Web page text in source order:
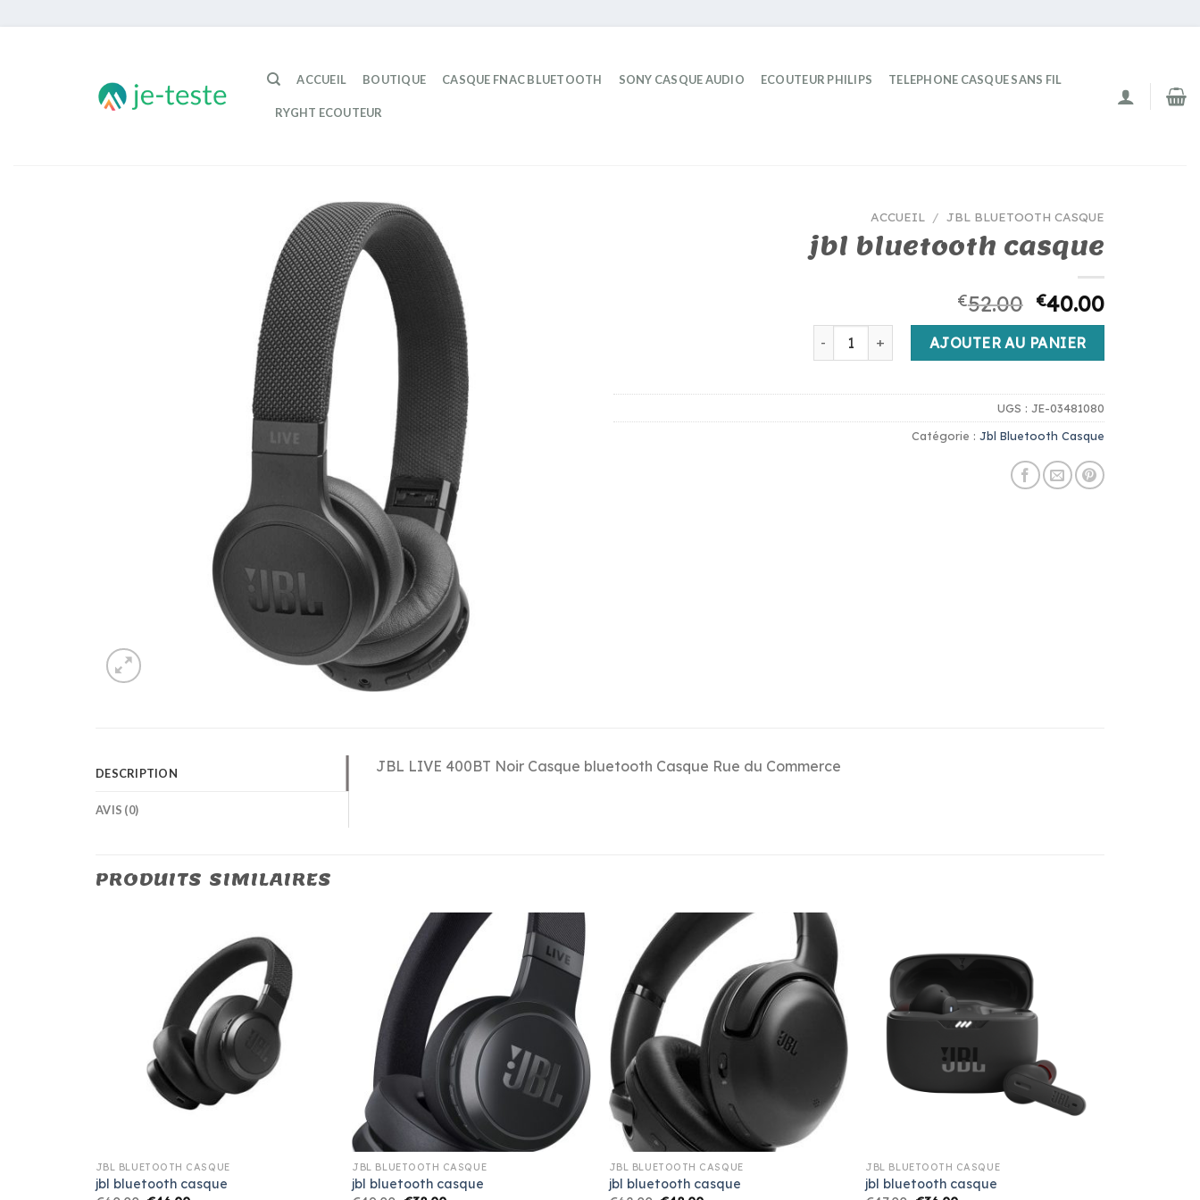
ACCUEIL BOUTIQUE CASQUE FNAC BLUETOOTH SONY CASQUE AUDIO ECOUTEUR PHILIPS TELEPHONE CASQUE SANS FIL
RYGHT ECOUTEUR
ACCUEIL / JBL BLUETOOTH CASQUE
jbl bluetooth casque
€52.00 €40.00
quantité de jbl bluetooth casque
AJOUTER AU PANIER
UGS : JE-03481080
Catégorie : Jbl Bluetooth Casque
DESCRIPTION
AVIS (0)
JBL LIVE 400BT Noir Casque bluetooth Casque Rue du Commerce
PRODUITS SIMILAIRES
JBL BLUETOOTH CASQUE
jbl bluetooth casque
JBL BLUETOOTH CASQUE
jbl bluetooth casque
JBL BLUETOOTH CASQUE
jbl bluetooth casque
JBL BLUETOOTH CASQUE
jbl bluetooth casque